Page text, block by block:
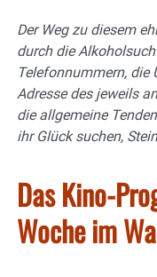
Der Weg zu diesem
durch die
Telefonnummern, die
Adresse des jeweils
die allgemeine
ihr Glück suchen,
Das Kino-
Woche im